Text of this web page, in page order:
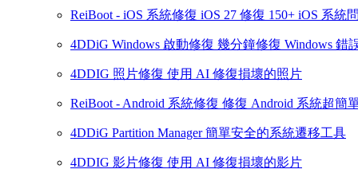
ReiBoot - iOS 系統修復 iOS 27 修復 150+ iOS 系統
4DDiG Windows 啟動修復 幾分鐘修復 Windows 錯
4DDIG 照片修復 使用 AI 修復損壞的照片
ReiBoot - Android 系統修復 修復 Android 系統超簡
4DDiG Partition Manager 簡單安全的系統遷移工具
4DDIG 影片修復 使用 AI 修復損壞的影片